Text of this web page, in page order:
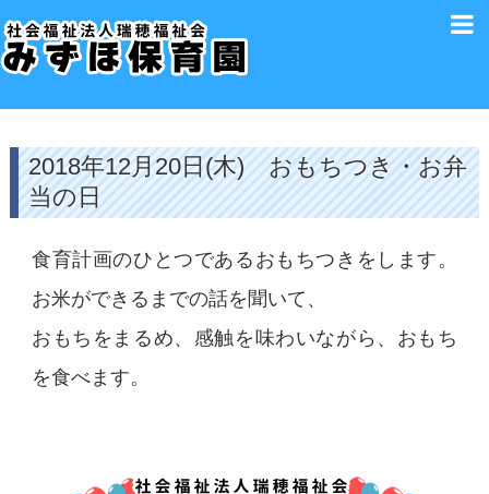
2018年12月20日(木) おもちつき・お弁
当の日
食育計画のひとつであるおもちつきをします。
お米ができるまでの話を聞いて、
おもちをまるめ、感触を味わいながら、おもち
を食べます。